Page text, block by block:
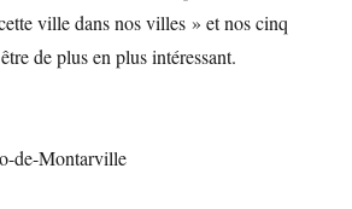
ville dans nos villes » et nos cinq
de plus en plus intéressant.
de-Montarville